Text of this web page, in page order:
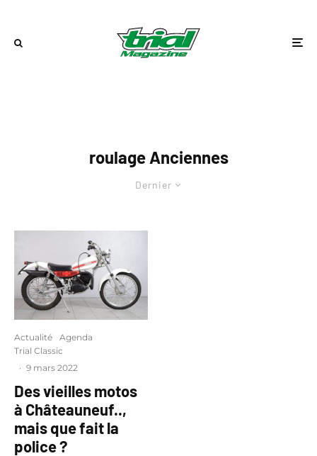
roulage Anciennes
Dernier
Actualité
Agenda
Trial Classic
· 9 mars 2022
Des vieilles motos
à Châteauneuf..,
mais que fait la
police ?